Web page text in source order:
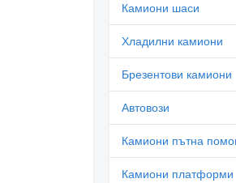
Камиони шаси
Хладилни камиони
Брезентови камиони
Автовози
Камиони пътна
Камиони платформи